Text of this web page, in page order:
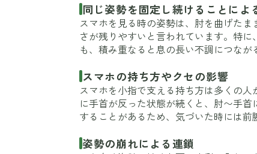
同じ姿勢を固定し続けることによ
スマホを見る時の姿勢は、肘を曲げた
さが残りやすいと言われています。特
も、積み重なると息の長い不調につなが
スマホの持ち方やクセの影響
スマホを小指で支える持ち方は多くの
に手首が反った状態が続くと、肘〜手
することがあるため、気づいた時には前
姿勢の崩れによる連鎖